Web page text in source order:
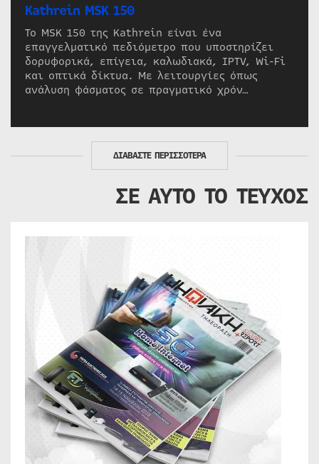
Kathrein MSK 150
Το MSK 150 της Kathrein είναι ένα
επαγγελματικό πεδιόμετρο που υποστηρίζει
δορυφορικά, επίγεια, καλωδιακά, IPTV, Wi-Fi
και οπτικά δίκτυα. Με λειτουργίες όπως
ανάλυση φάσματος σε πραγματικό χρόν…
ΔΙΑΒΑΣΤΕ ΠΕΡΙΣΣΟΤΕΡΑ
ΣΕ ΑΥΤΟ ΤΟ ΤΕΥΧΟΣ